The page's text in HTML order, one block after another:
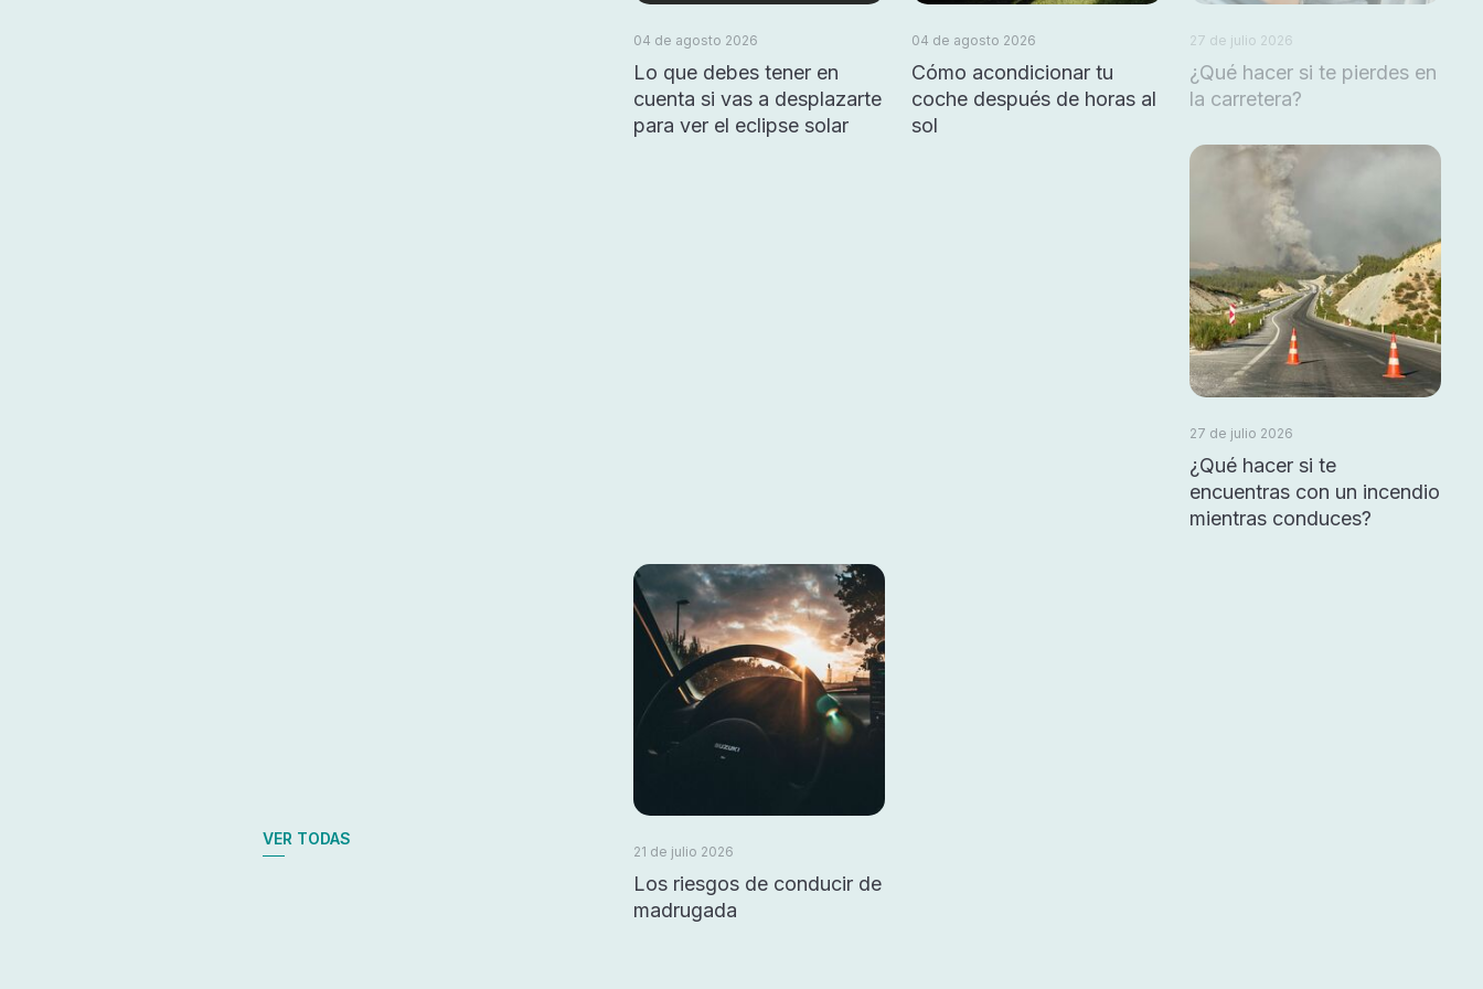
VER TODAS
04 de agosto 2026
Lo que debes tener en
cuenta si vas a desplazarte
para ver el eclipse solar
04 de agosto 2026
Cómo acondicionar tu
coche después de horas al
sol
27 de julio 2026
¿Qué hacer si te pierdes en
la carretera?
27 de julio 2026
¿Qué hacer si te
encuentras con un incendio
mientras conduces?
21 de julio 2026
Los riesgos de conducir de
madrugada